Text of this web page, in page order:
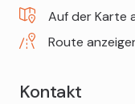
FlamattAuf der Karte
Route
Kontakt